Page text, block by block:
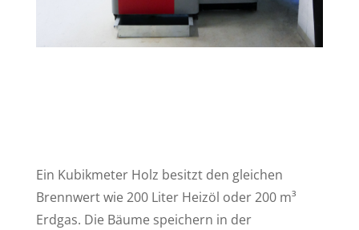
Ein Kubikmeter Holz besitzt den gleichen
Brennwert wie 200 Liter Heizöl oder 200 m³
Erdgas. Die Bäume speichern in der